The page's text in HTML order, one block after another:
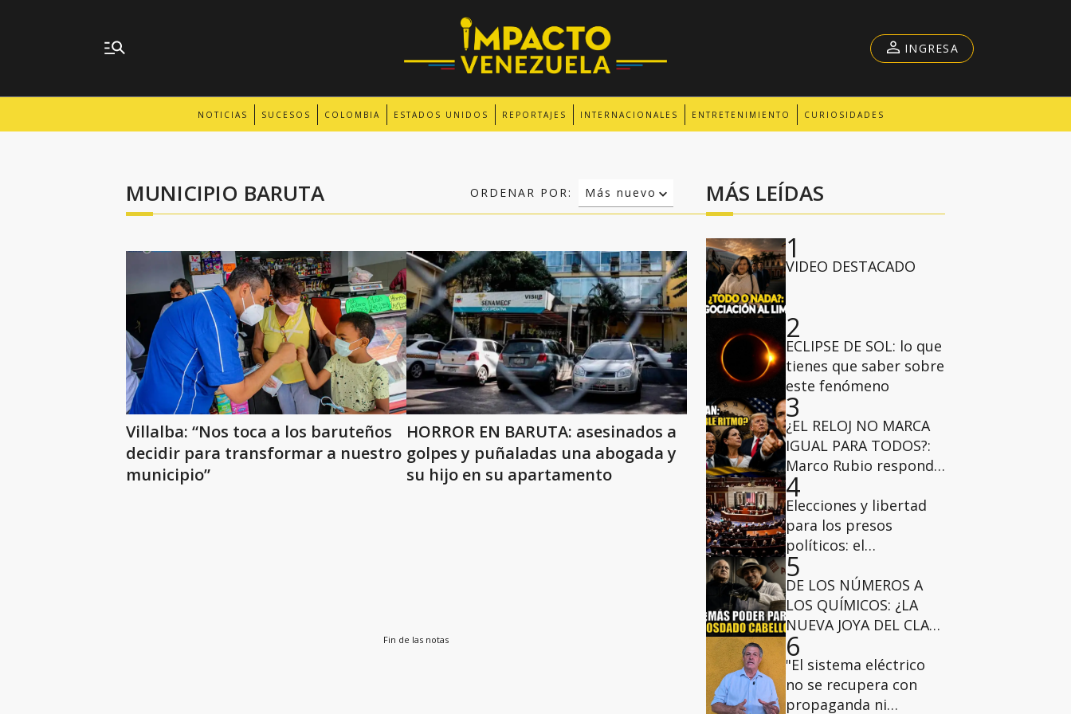
NOTICIAS SUCESOS COLOMBIA ESTADOS UNIDOS REPORTAJES INTERNACIONALES ENTRETENIMIENTO CURIOSIDADES
INGRESA
MUNICIPIO BARUTA ORDENAR POR:
Más nuevo
Relevancia
Villalba: “Nos toca a los baruteños
decidir para transformar a nuestro
municipio”
HORROR EN BARUTA: asesinados a
golpes y puñaladas una abogada y
su hijo en su apartamento
Fin de las notas
MÁS LEÍDAS
1
VIDEO DESTACADO
2
ECLIPSE DE SOL: lo que
tienes que saber sobre
este fenómeno
3
¿EL RELOJ NO MARCA
IGUAL PARA TODOS?:
Marco Rubio responde
a la ansiedad electoral
4
Elecciones y libertad
para los presos
políticos: el
pronunciamiento
bicameral de
congresistas de EE.
UU.
5
DE LOS NÚMEROS A
LOS QUÍMICOS: ¿LA
NUEVA JOYA DEL CLAN
CABELLO? - Venezuela
en Profundidad
6
"El sistema eléctrico
no se recupera con
propaganda ni